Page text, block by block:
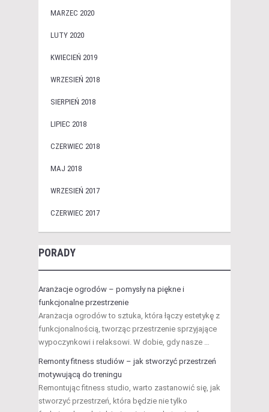
MARZEC 2020
LUTY 2020
KWIECIEŃ 2019
WRZESIEŃ 2018
SIERPIEŃ 2018
LIPIEC 2018
CZERWIEC 2018
MAJ 2018
WRZESIEŃ 2017
CZERWIEC 2017
PORADY
Aranżacje ogrodów – pomysły na piękne i
funkcjonalne przestrzenie
Aranżacja ogrodów to sztuka, która łączy estetykę z
funkcjonalnością, tworząc przestrzenie sprzyjające
wypoczynkowi i relaksowi. W dobie, gdy nasze …
Remonty fitness studiów – jak stworzyć przestrzeń
motywującą do treningu
Remontując fitness studio, warto zastanowić się, jak
stworzyć przestrzeń, która będzie nie tylko